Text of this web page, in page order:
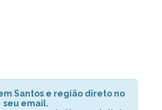
Santos e região direto no
seu email.